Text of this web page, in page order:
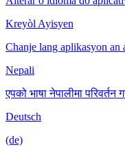
Kreyòl Ayisyen
Chanje lang aplikasyon an
Nepali
एपको भाषा नेपालीमा परिवर्तन
Deutsch
(de)